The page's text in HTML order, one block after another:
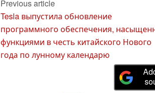
Previous article
Tesla выпустила обновление
программного обеспечения,
функциями в честь китайского Нового
года по лунному календарю